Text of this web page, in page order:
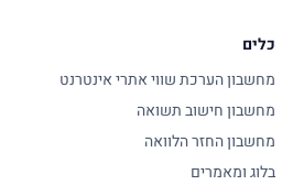
כלים
מחשבון הערכת שווי אתרי אינטרנט
מחשבון חישוב תשואה
מחשבון החזר הלוואה
בלוג ומאמרים